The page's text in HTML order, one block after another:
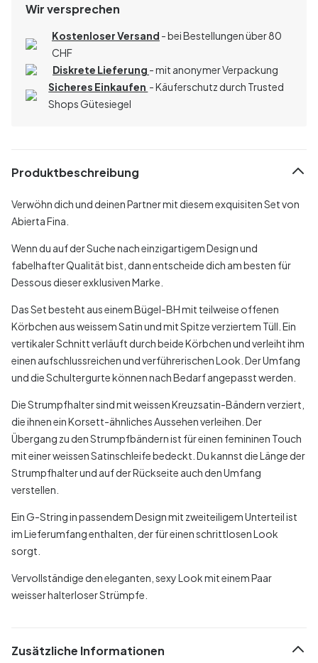
Wir versprechen
Kostenloser Versand - bei Bestellungen über 80
CHF
Diskrete Lieferung - mit anonymer Verpackung
Sicheres Einkaufen - Käuferschutz durch Trusted
Shops Gütesiegel
Produktbeschreibung
Verwöhn dich und deinen Partner mit diesem exquisiten Set von
Abierta Fina.
Wenn du auf der Suche nach einzigartigem Design und
fabelhafter Qualität bist, dann entscheide dich am besten für
Dessous dieser exklusiven Marke.
Das Set besteht aus einem Bügel-BH mit teilweise offenen
Körbchen aus weissem Satin und mit Spitze verziertem Tüll. Ein
vertikaler Schnitt verläuft durch beide Körbchen und verleiht ihm
einen aufschlussreichen und verführerischen Look. Der Umfang
und die Schultergurte können nach Bedarf angepasst werden.
Die Strumpfhalter sind mit weissen Kreuzsatin-Bändern verziert,
die ihnen ein Korsett-ähnliches Aussehen verleihen. Der
Übergang zu den Strumpfbändern ist für einen femininen Touch
mit einer weissen Satinschleife bedeckt. Du kannst die Länge der
Strumpfhalter und auf der Rückseite auch den Umfang
verstellen.
Ein G-String in passendem Design mit zweiteiligem Unterteil ist
im Lieferumfang enthalten, der für einen schrittlosen Look
sorgt.
Vervollständige den eleganten, sexy Look mit einem Paar
weisser halterloser Strümpfe.
Zusätzliche Informationen